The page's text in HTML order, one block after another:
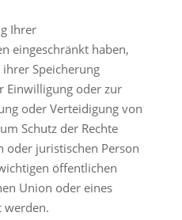
Ihrer
eingeschränkt haben,
Speicherung
Einwilligung oder zur
oder Verteidigung von
Schutz der Rechte
oder juristischen Person
öffentlichen
Union oder eines
werden.